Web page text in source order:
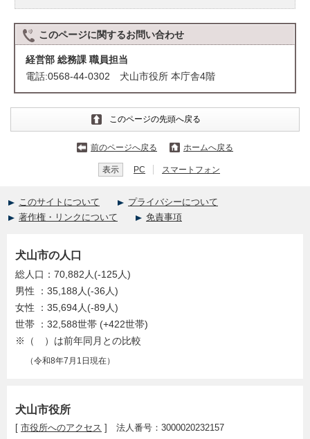
このページに関するお問い合わせ
経営部 総務課 職員担当
電話:0568-44-0302 犬山市役所 本庁舎4階
このページの先頭へ戻る
前のページへ戻る ホームへ戻る
表示 PC スマートフォン
このサイトについて
プライバシーについて
著作権・リンクについて
免責事項
犬山市役所
[ 市役所へのアクセス ] 法人番号：3000020232157
犬山市の人口
総人口：70,882人(-125人)
男性 ：35,188人(-36人)
女性 ：35,694人(-89人)
世帯 ：32,588世帯 (+422世帯)
※（ ）は前年同月との比較
（令和8年7月1日現在）